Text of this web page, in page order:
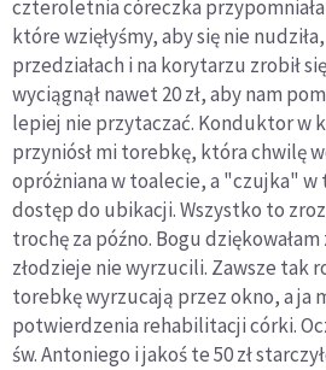
czteroletnia córeczka
które wzięłyśmy, aby się nie nudziła,
przedziałach i na korytarzu zrobił
wyciągnął nawet 20 zł, aby nam
lepiej nie przytaczać. Konduktor w
przyniósł mi torebkę, która chwilę
opróżniana w toalecie, a "czujka" w
dostęp do ubikacji. Wszystko to
trochę za późno. Bogu
złodzieje nie wyrzucili. Zawsze tak
torebkę wyrzucają przez okno, a ja
potwierdzenia rehabilitacji córki.
św. Antoniego i jakoś te 50 zł